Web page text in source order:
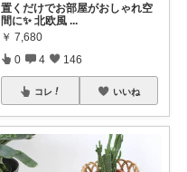
置くだけでお部屋がおしゃれ空
間に✨ 北欧風 ...
￥ 7,680
0 4 146
コレ いいね